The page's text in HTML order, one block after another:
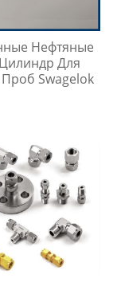
Нефтяные
Для
Swagelok